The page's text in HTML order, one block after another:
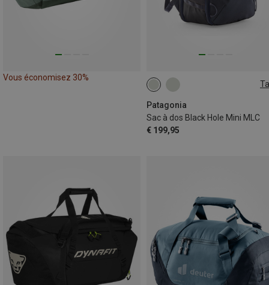
Vous économisez 30%
Patagonia
Sac à dos Black Hole Mini MLC
€ 199,95
30L